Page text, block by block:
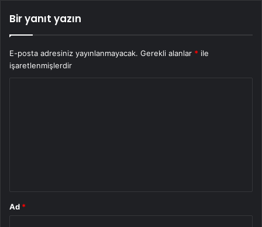
Bir yanıt yazın
E-posta adresiniz yayınlanmayacak. Gerekli alanlar * ile
işaretlenmişlerdir
Ad *